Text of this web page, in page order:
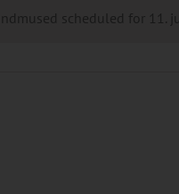
scheduled for 11.